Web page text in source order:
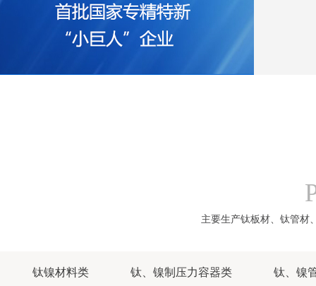
主要生产钛板材、钛管材
钛镍材料类 钛、镍制压力容器类 钛、镍